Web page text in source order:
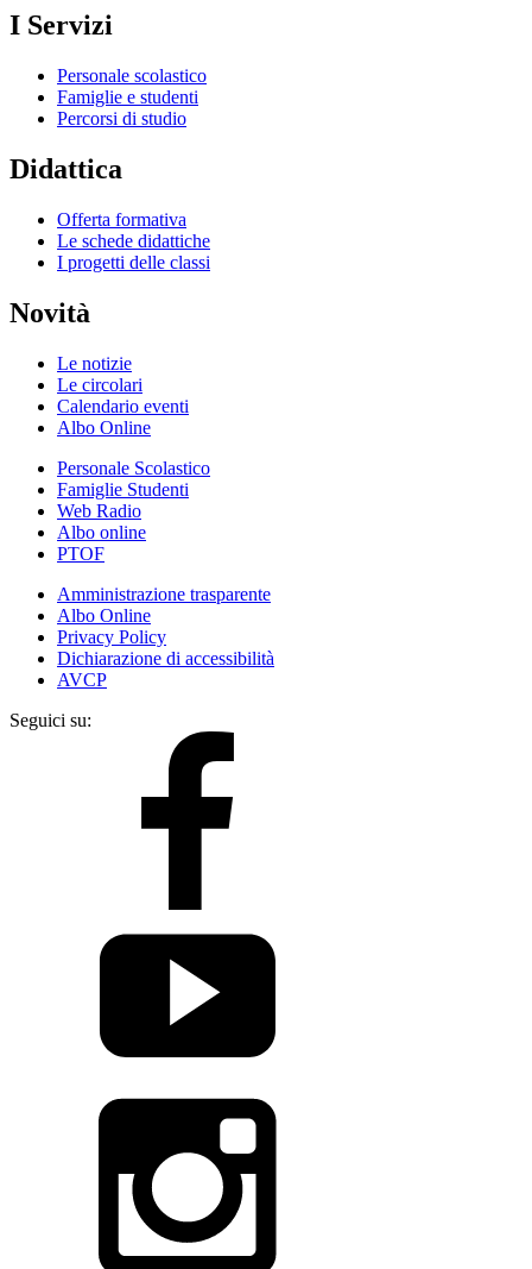
I Servizi
Personale scolastico
Famiglie e studenti
Percorsi di studio
Didattica
Offerta formativa
Le schede didattiche
I progetti delle classi
Novità
Le notizie
Le circolari
Calendario eventi
Albo Online
Personale Scolastico
Famiglie Studenti
Web Radio
Albo online
PTOF
Amministrazione trasparente
Albo Online
Privacy Policy
Dichiarazione di accessibilità
AVCP
Seguici su: